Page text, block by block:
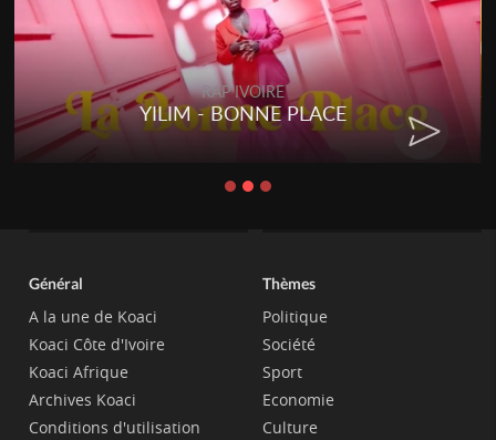
RAP IVOIRE
YILIM - BONNE PLACE
Général
A la une de Koaci
Koaci Côte d'Ivoire
Koaci Afrique
Archives Koaci
Conditions d'utilisation
Thèmes
Politique
Société
Sport
Economie
Culture